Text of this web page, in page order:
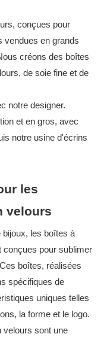
conçues pour
vendues en grands
créons des boîtes
de soie fine et de
notre designer.
et en gros, avec
notre usine d'écrins
les
velours
bijoux, les boîtes à
conçues pour sublimer
boîtes, réalisées
spécifiques de
uniques telles
la forme et le logo.
velours sont une